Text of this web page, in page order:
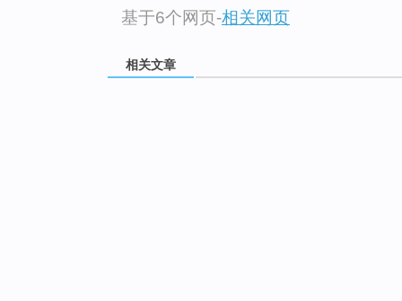
基于6个网页-相关网页
相关文章